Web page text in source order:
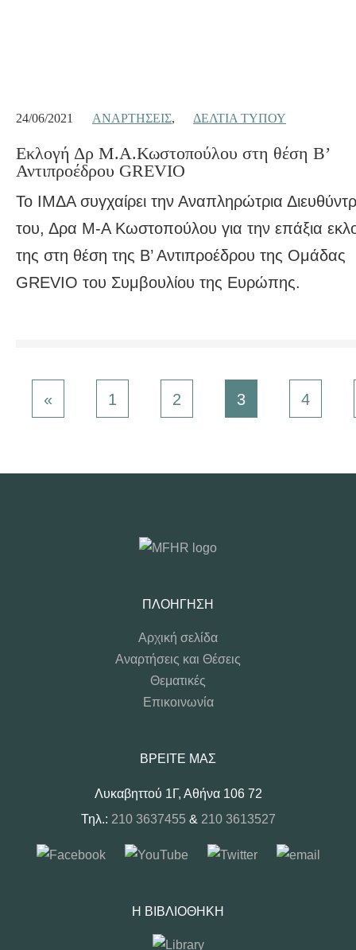
24/06/2021 ΑΝΑΡΤΉΣΕΙΣ, ΔΕΛΤΊΑ ΤΎΠΟΥ
Εκλογή Δρ Μ.Α.Κωστοπούλου στη θέση Β’
Αντιπροέδρου GREVIO
Το ΙΜΔΑ συγχαίρει την Αναπληρώτρια
του, Δρα Μ-Α Κωστοπούλου για την επάξια
της στη θέση της Β’ Αντιπροέδρου της Ομάδας
GREVIO του Συμβουλίου της Ευρώπης.
« 1 2 3 4
ΠΛΟΉΓΗΣΗ
Αρχική σελίδα
Αναρτήσεις και Θέσεις
Θεματικές
Επικοινωνία
ΒΡΕΊΤΕ ΜΑΣ
Λυκαβηττού 1Γ, Αθήνα 106 72
Τηλ.: 210 3637455 & 210 3613527
Η ΒΙΒΛΙΟΘΉΚΗ